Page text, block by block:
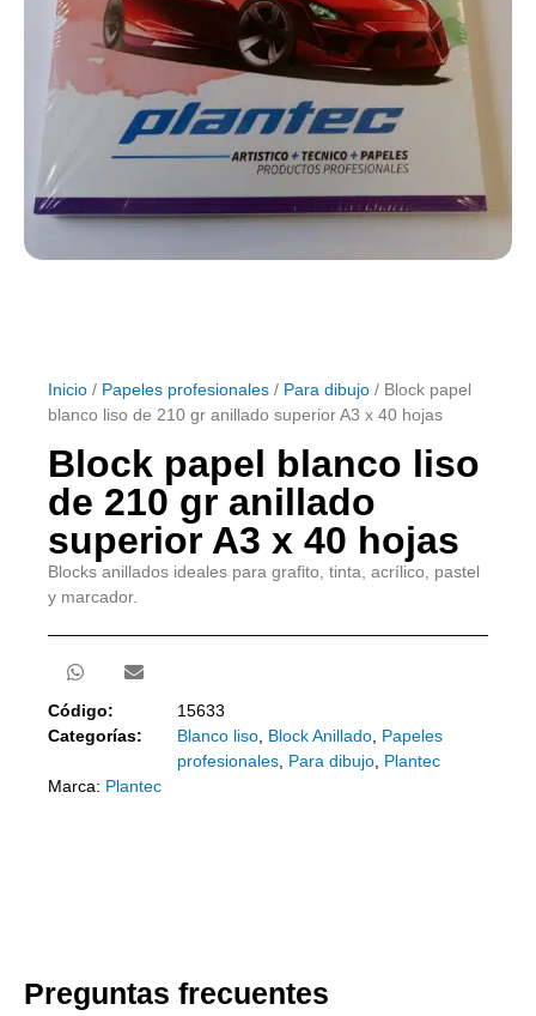
Inicio / Papeles profesionales / Para dibujo / Block papel
blanco liso de 210 gr anillado superior A3 x 40 hojas
Block papel blanco liso
de 210 gr anillado
superior A3 x 40 hojas
Blocks anillados ideales para grafito, tinta, acrílico, pastel
y marcador.
Código:
15633
Categorías:
Blanco liso, Block Anillado, Papeles
profesionales, Para dibujo, Plantec
Marca: Plantec
Preguntas frecuentes